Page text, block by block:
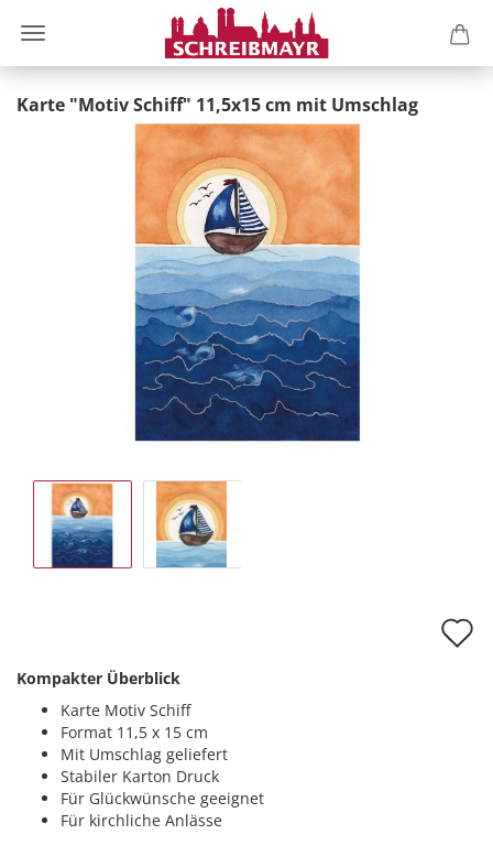
Karte "Motiv Schiff" 11,5x15 cm mit Umschlag
Kompakter Überblick
Karte Motiv Schiff
Format 11,5 x 15 cm
Mit Umschlag geliefert
Stabiler Karton Druck
Für Glückwünsche geeignet
Für kirchliche Anlässe